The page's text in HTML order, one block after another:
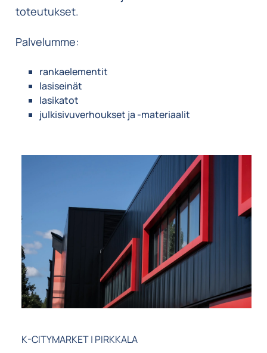
toteutukset.
Palvelumme:
rankaelementit
lasiseinät
lasikatot
julkisivuverhoukset ja -materiaalit
K-CITYMARKET | PIRKKALA